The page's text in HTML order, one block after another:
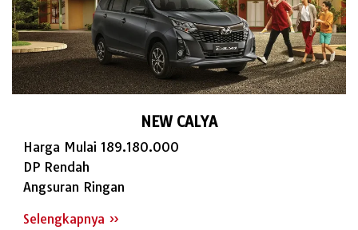
NEW CALYA
Harga Mulai 189.180.000
DP Rendah
Angsuran Ringan
Selengkapnya »